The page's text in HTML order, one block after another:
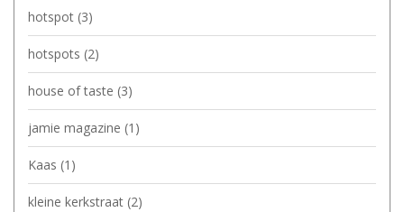
hotspot (3)
hotspots (2)
house of taste (3)
jamie magazine (1)
Kaas (1)
kleine kerkstraat (2)